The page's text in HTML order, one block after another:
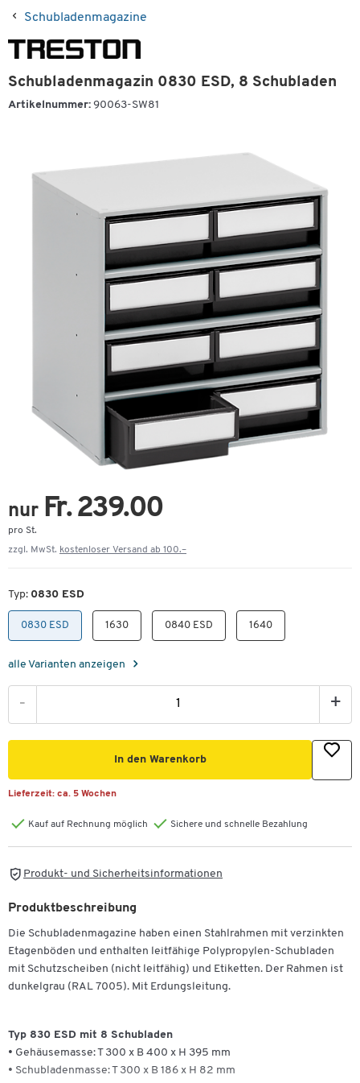
Schubladenmagazine
Schubladenmagazin 0830 ESD, 8 Schubladen
Artikelnummer: 90063-SW81
nur Fr. 239.00
pro St.
zzgl. MwSt. kostenloser Versand ab 100.–
Typ: 0830 ESD
0830 ESD 1630 0840 ESD 1640
alle Varianten anzeigen
- +
In den Warenkorb
Lieferzeit: ca. 5 Wochen
Kauf auf Rechnung möglich Sichere und schnelle Bezahlung
Produkt- und Sicherheitsinformationen
Produktbeschreibung
Die Schubladenmagazine haben einen Stahlrahmen mit verzinkten
Etagenböden und enthalten leitfähige Polypropylen-Schubladen
mit Schutzscheiben (nicht leitfähig) und Etiketten. Der Rahmen ist
dunkelgrau (RAL 7005). Mit Erdungsleitung.
Typ 830 ESD mit 8 Schubladen
• Gehäusemasse: T 300 x B 400 x H 395 mm
• Schubladenmasse: T 300 x B 186 x H 82 mm